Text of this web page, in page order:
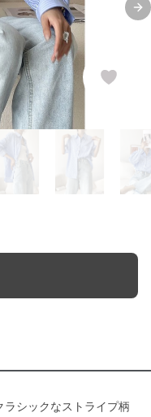
シックなストライプ柄